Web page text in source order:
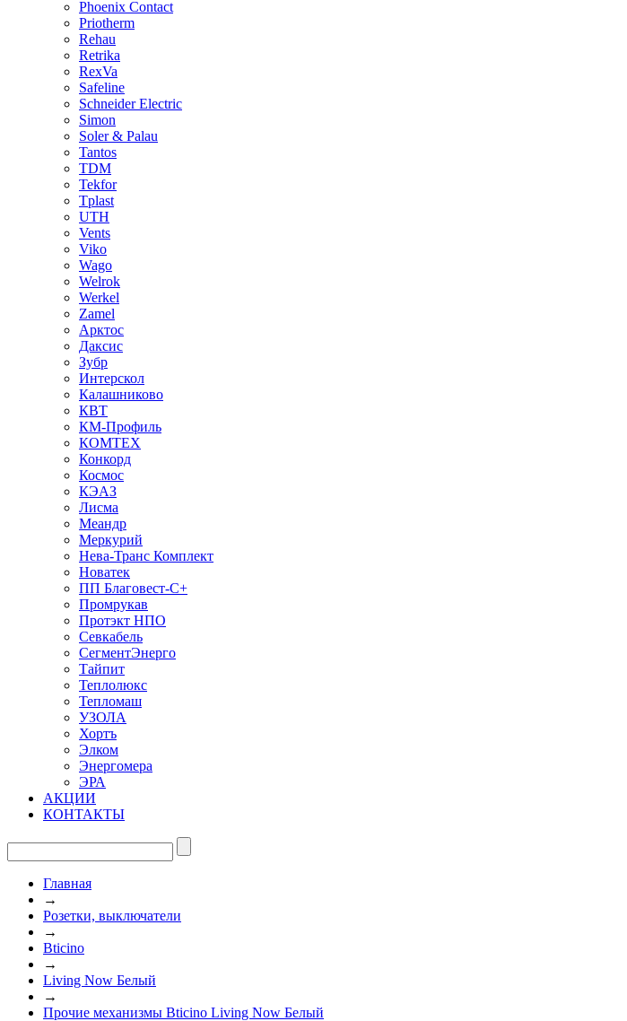
Phoenix Contact
Priotherm
Rehau
Retrika
RexVa
Safeline
Schneider Electric
Simon
Soler & Palau
Tantos
TDM
Tekfor
Tplast
UTH
Vents
Viko
Wago
Welrok
Werkel
Zamel
Арктос
Даксис
Зубр
Интерскол
Калашниково
КВТ
КМ-Профиль
КОМТЕХ
Конкорд
Космос
КЭАЗ
Лисма
Меандр
Меркурий
Нева-Транс Комплект
Новатек
ПП Благовест-С+
Промрукав
Протэкт НПО
Севкабель
СегментЭнерго
Тайпит
Теплолюкс
Тепломаш
УЗОЛА
Хортъ
Элком
Энергомера
ЭРА
АКЦИИ
КОНТАКТЫ
Главная
→
Розетки, выключатели
→
Bticino
→
Living Now Белый
→
Прочие механизмы Bticino Living Now Белый